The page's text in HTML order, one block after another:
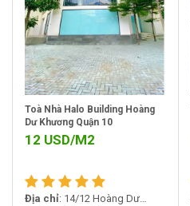
Toà Nhà Halo Building Hoàng
Dư Khương Quận 10
12 USD/M2
Địa chỉ: 14/12 Hoàng Dư